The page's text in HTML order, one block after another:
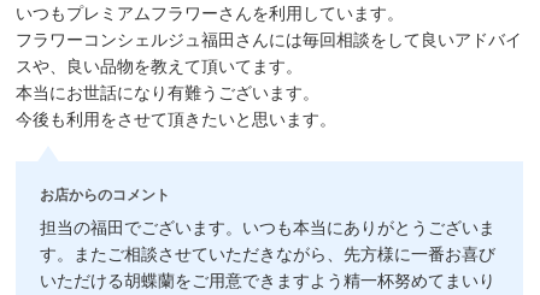
いつもプレミアムフラワーさんを利用しています。
フラワーコンシェルジュ福田さんには毎回相談をして良いアドバイ
スや、良い品物を教えて頂いてます。
本当にお世話になり有難うございます。
今後も利用をさせて頂きたいと思います。
お店からのコメント
担当の福田でございます。いつも本当にありがとうございま
す。またご相談させていただきながら、先方様に一番お喜び
いただける胡蝶蘭をご用意できますよう精一杯努めてまいり